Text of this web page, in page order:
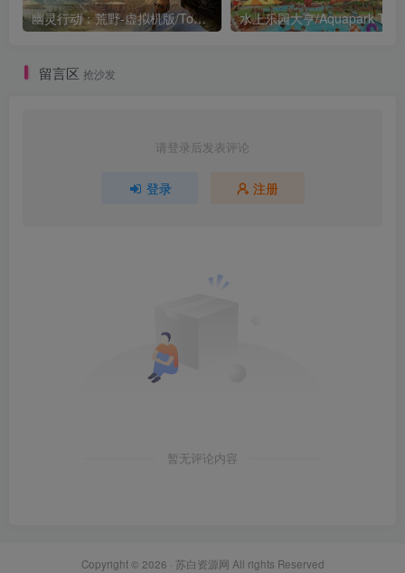
幽灵行动：荒野-虚拟机版/Tom Clancy’s Ghost Recon Wildlands HYPERVISOR 水上乐园大亨/Aquapark
留言区 抢沙发
请登录后发表评论
登录 注册
暂无评论内容
Copyright © 2026 · 苏白资源网 All rights Reserved